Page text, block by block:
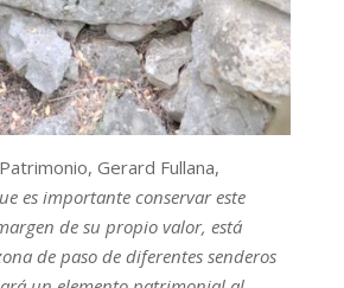
Gerard Fullana,
es importante conservar este
de su propio valor, está
de paso de diferentes senderos